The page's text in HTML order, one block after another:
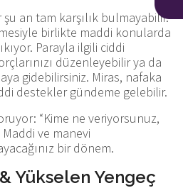
an tam karşılık bulmayabilir.
birlikte maddi konularda
Parayla ilgili ciddi
düzenleyebilir ya da
gidebilirsiniz. Miras, nafaka
destekler gündeme gelebilir.
“Kime ne veriyorsunuz,
ve manevi
bir dönem.
Yükselen Yengeç